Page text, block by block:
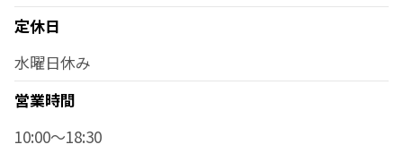
定休日
水曜日休み
営業時間
10:00～18:30